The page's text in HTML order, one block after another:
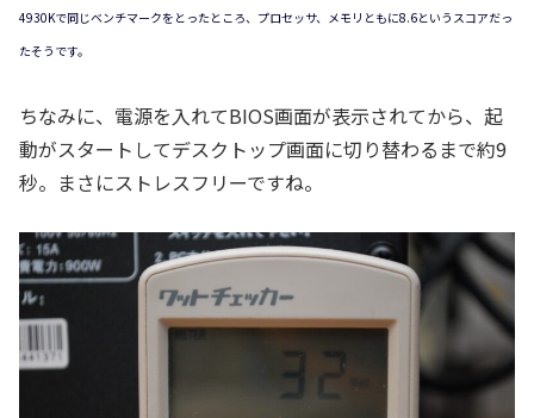
4930Kで同じベンチマークをとったところ、プロセッサ、メモリともに8.6というスコアだっ
たそうです。
ちなみに、電源を入れてBIOS画面が表示されてから、起
動がスタートしてデスクトップ画面に切り替わるまで約9
秒。まさにストレスフリーですね。